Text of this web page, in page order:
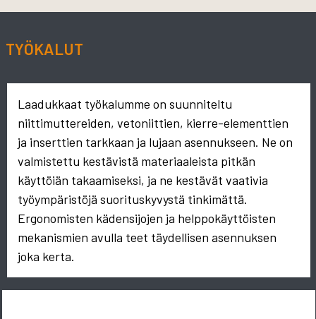
TYÖKALUT
Laadukkaat työkalumme on suunniteltu
niittimuttereiden, vetoniittien, kierre-elementtien
ja inserttien tarkkaan ja lujaan asennukseen. Ne on
valmistettu kestävistä materiaaleista pitkän
käyttöiän takaamiseksi, ja ne kestävät vaativia
työympäristöjä suorituskyvystä tinkimättä.
Ergonomisten kädensijojen ja helppokäyttöisten
mekanismien avulla teet täydellisen asennuksen
joka kerta.